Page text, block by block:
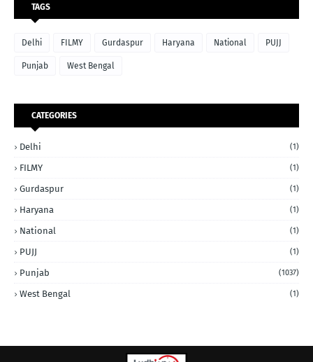
TAGS
Delhi FILMY Gurdaspur Haryana National PUJJ
Punjab West Bengal
CATEGORIES
Delhi (1)
FILMY (1)
Gurdaspur (1)
Haryana (1)
National (1)
PUJJ (1)
Punjab (1037)
West Bengal (1)